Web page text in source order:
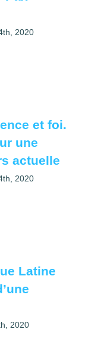
2020
et foi.
une
actuelle
2020
Latine
2020